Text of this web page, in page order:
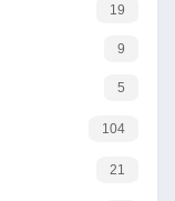
19
9
5
104
21